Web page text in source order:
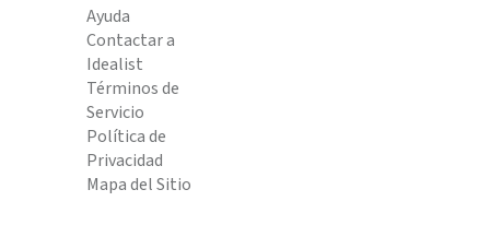
Ayuda
Contactar a
Idealist
Términos de
Servicio
Política de
Privacidad
Mapa del Sitio